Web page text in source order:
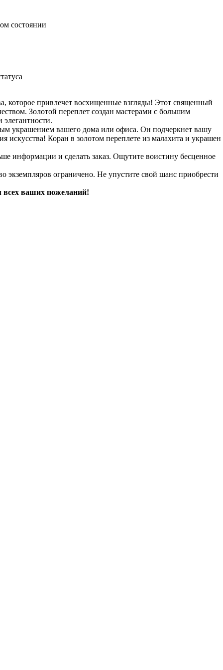
состоянии
которое привлечет восхищенные взгляды! Этот священный
Золотой переплет создан мастерами с большим
украшением вашего дома или офиса. Он подчеркнет вашу
искусства! Коран в золотом переплете из малахита и украшен
информации и сделать заказ. Ощутите воистину бесценное
экземпляров ограничено. Не упустите свой шанс приобрести
всех ваших пожеланий!